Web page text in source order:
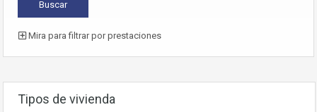
Mira para filtrar por prestaciones
Tipos de vivienda